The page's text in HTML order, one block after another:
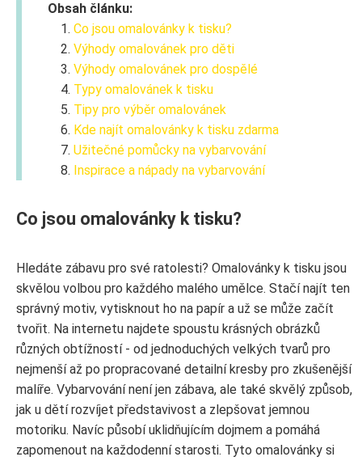
Obsah článku:
Co jsou omalovánky k tisku?
Výhody omalovánek pro děti
Výhody omalovánek pro dospělé
Typy omalovánek k tisku
Tipy pro výběr omalovánek
Kde najít omalovánky k tisku zdarma
Užitečné pomůcky na vybarvování
Inspirace a nápady na vybarvování
Co jsou omalovánky k tisku?
Hledáte zábavu pro své ratolesti? Omalovánky k tisku jsou
skvělou volbou pro každého malého umělce. Stačí najít ten
správný motiv, vytisknout ho na papír a už se může začít
tvořit. Na internetu najdete spoustu krásných obrázků
různých obtížností - od jednoduchých velkých tvarů pro
nejmenší až po propracované detailní kresby pro zkušenější
malíře. Vybarvování není jen zábava, ale také skvělý způsob,
jak u dětí rozvíjet představivost a zlepšovat jemnou
motoriku. Navíc působí uklidňujícím dojmem a pomáhá
zapomenout na každodenní starosti. Tyto omalovánky si